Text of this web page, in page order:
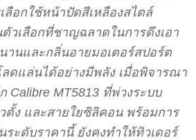
ลือกใช้หน้าปัดสีเหลืองสไตล์
ตัวเลือกที่ชาญฉลาดในการดึงเอา
านและกลิ่นอายมอเตอร์สปอร์ต
ดแล่นได้อย่างมีพลัง เมื่อพิจารณา
Calibre MT5813 ที่พ่วงระบบ
ง และสายใยซิลิคอน พร้อมการ
ระดับราคานี้ ยังคงทำให้ทิวเดอร์